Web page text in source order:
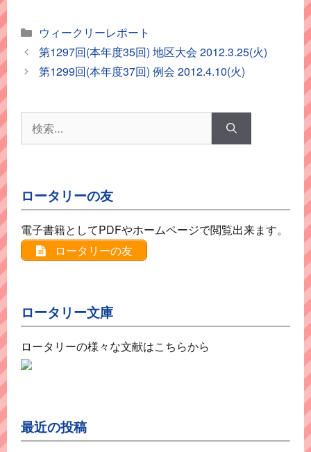
カ
テ
ゴ
リ
ウィークリーレポート
第1297回(本年度35回) 地区大会 2012.3.25(火)
第1299回(本年度37回) 例会 2012.4.10(火)
索:
ロータリーの友
電子書籍としてPDFやホームページで閲覧出来ます。
ロータリーの友
ロータリー文庫
ロータリーの様々な文献はこちらから
最近の投稿